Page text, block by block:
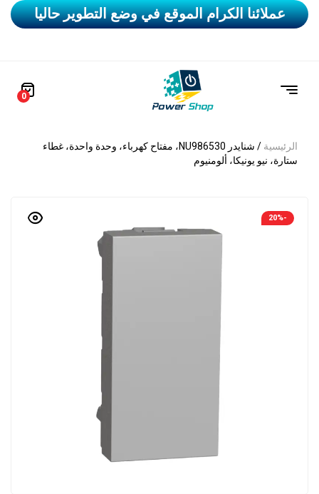
عملائنا الكرام الموقع في وضع التطوير حاليا
0
الرئيسية
/ شنايدر NU986530، مفتاح كهرباء، وحدة واحدة، غطاء
ستارة، نيو يونيكا، ألومنيوم
-20%